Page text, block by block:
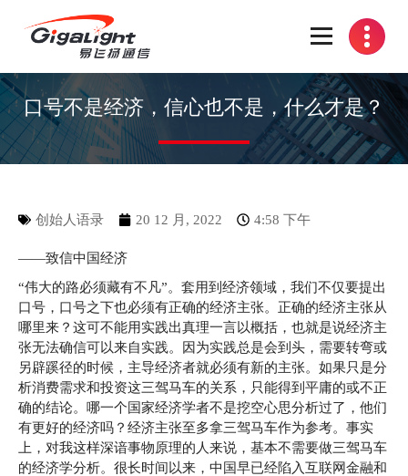
开放光网络器件的向导
口号不是经济，信心也不是，什么才是？
创始人语录 20 12 月, 2022 4:58 下午
——致信中国经济
“伟大的路必须藏有不凡”。套用到经济领域，我们不仅要提出
口号，口号之下也必须有正确的经济主张。正确的经济主张从
哪里来？这可不能用实践出真理一言以概括，也就是说经济主
张无法确信可以来自实践。因为实践总是会到头，需要转弯或
另辟蹊径的时候，主导经济者就必须有新的主张。如果只是分
析消费需求和投资这三驾马车的关系，只能得到平庸的或不正
确的结论。哪一个国家经济学者不是挖空心思分析过了，他们
有更好的经济吗？经济主张至多拿三驾马车作为参考。事实
上，对我这样深谙事物原理的人来说，基本不需要做三驾马车
的经济学分析。很长时间以来，中国早已经陷入互联网金融和